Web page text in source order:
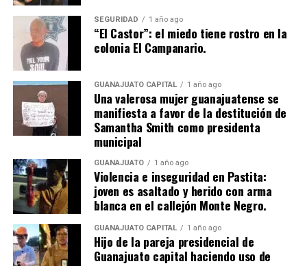
SEGURIDAD 1 año ago
“El Castor”: el miedo tiene rostro en la
colonia El Campanario.
GUANAJUATO CAPITAL 1 año ago
Una valerosa mujer guanajuatense se
manifiesta a favor de la destitución de
Samantha Smith como presidenta
municipal
GUANAJUATO 1 año ago
Violencia e inseguridad en Pastita:
joven es asaltado y herido con arma
blanca en el callejón Monte Negro.
GUANAJUATO CAPITAL 1 año ago
Hijo de la pareja presidencial de
Guanajuato capital haciendo uso de